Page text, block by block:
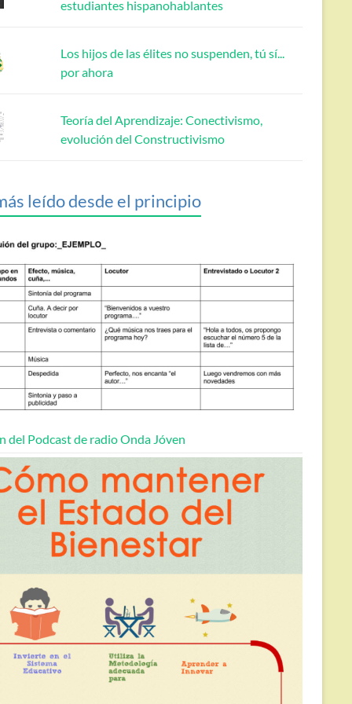
estudiantes hispanohablantes
Los hijos de las élites no suspenden, tú sí...
por ahora
Teoría del Aprendizaje: Conectivismo,
evolución del Constructivismo
leído desde el principio
del Podcast de radio Onda Jóven